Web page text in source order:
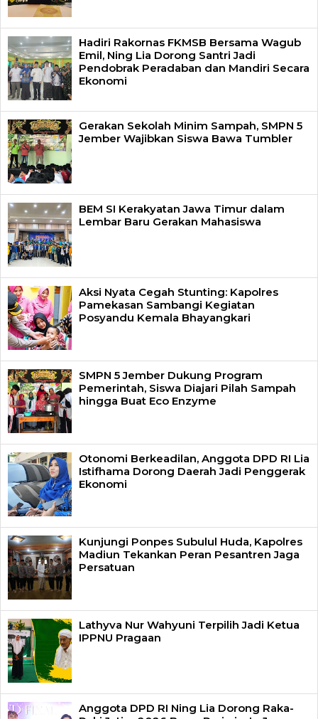
Hadiri Rakornas FKMSB Bersama Wagub
Emil, Ning Lia Dorong Santri Jadi
Pendobrak Peradaban dan Mandiri Secara
Ekonomi
Gerakan Sekolah Minim Sampah, SMPN 5
Jember Wajibkan Siswa Bawa Tumbler
BEM SI Kerakyatan Jawa Timur dalam
Lembar Baru Gerakan Mahasiswa
Aksi Nyata Cegah Stunting: Kapolres
Pamekasan Sambangi Kegiatan
Posyandu Kemala Bhayangkari
SMPN 5 Jember Dukung Program
Pemerintah, Siswa Diajari Pilah Sampah
hingga Buat Eco Enzyme
Otonomi Berkeadilan, Anggota DPD RI Lia
Istifhama Dorong Daerah Jadi Penggerak
Ekonomi
Kunjungi Ponpes Subulul Huda, Kapolres
Madiun Tekankan Peran Pesantren Jaga
Persatuan
Lathyva Nur Wahyuni Terpilih Jadi Ketua
IPPNU Pragaan
Anggota DPD RI Ning Lia Dorong Raka-